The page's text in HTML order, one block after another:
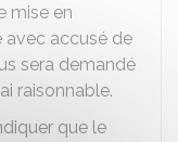
mise en
avec accusé de
sera demandé
raisonnable.
que le